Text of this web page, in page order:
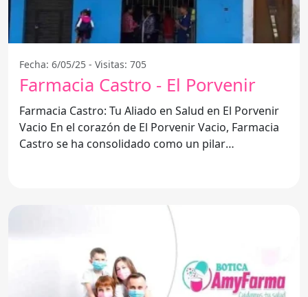
Fecha: 6/05/25 - Visitas: 705
Farmacia Castro - El Porvenir
Farmacia Castro: Tu Aliado en Salud en El Porvenir
Vacio En el corazón de El Porvenir Vacio, Farmacia
Castro se ha consolidado como un pilar